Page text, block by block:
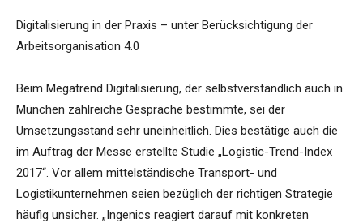
Digitalisierung in der Praxis – unter Berücksichtigung der
Arbeitsorganisation 4.0
Beim Megatrend Digitalisierung, der selbstverständlich auch in
München zahlreiche Gespräche bestimmte, sei der
Umsetzungsstand sehr uneinheitlich. Dies bestätige auch die
im Auftrag der Messe erstellte Studie „Logistic-Trend-Index
2017“. Vor allem mittelständische Transport- und
Logistikunternehmen seien bezüglich der richtigen Strategie
häufig unsicher. „Ingenics reagiert darauf mit konkreten